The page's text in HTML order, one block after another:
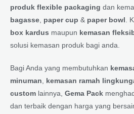
produk flexible packaging dan
bagasse paper cup & paper bowl .
box kardus maupun kemasan
solusi kemasan produk bagi anda.
Bagi Anda yang membutuhkan
minuman
kemasan ramah
custom lainnya, Gema Pack
dan terbaik dengan harga yang